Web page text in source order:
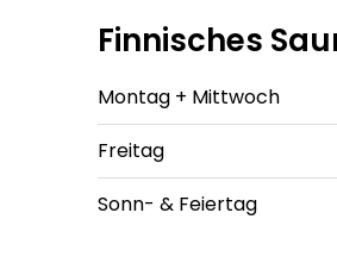
Finnisches
Montag + Mittwoch
Freitag
Sonn- & Feiertag